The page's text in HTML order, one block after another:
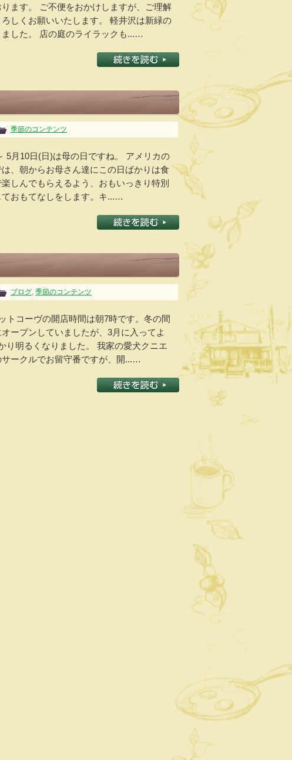
ます。 ご不便をおかけしますが、ご理解
しくお願いいたします。 軽井沢は新緑の
した。 店の庭のライラックも...…
季節のコンテンツ
5月10日(日)は母の日ですね。 アメリカの
、朝からお母さん達にこの日ばかりは食
しんでもらえるよう、おもいっきり特別
おもてなしをします。キ...…
ブログ, 季節のコンテンツ
トコーヴの開店時間は朝7時です。冬の間
ープンしていましたが、3月に入ってよ
り明るくなりました。 我家の愛犬クニエ
ークルでお留守番ですが、開...…